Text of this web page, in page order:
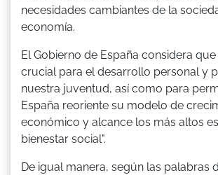
necesidades cambiantes de la
economía.
El Gobierno de España considera
crucial para el desarrollo personal y
nuestra juventud, así como para
España reoriente su modelo de
económico y alcance los más altos
bienestar social".
De igual manera, según las palabras